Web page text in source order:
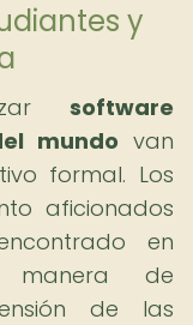
y
software
mundo van
formal. Los
aficionados
en
manera de
de las